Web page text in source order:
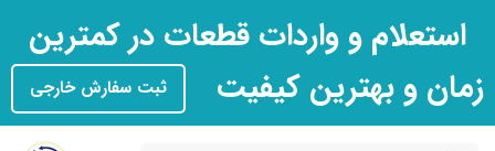
استعلام و واردات قطعات در کمترین
زمان و بهترین کیفیت
ثبت سفارش خارجی